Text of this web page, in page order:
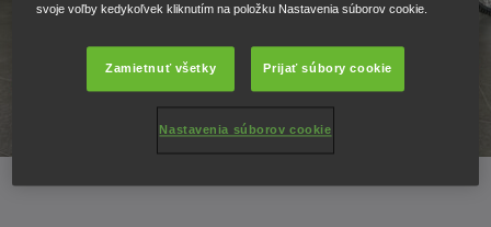
svoje voľby kedykoľvek kliknutím na položku Nastavenia súborov cookie.
Zamietnuť všetky Prijať súbory cookie
Nastavenia súborov cookie